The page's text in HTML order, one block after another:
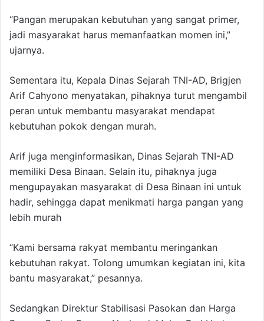
“Pangan merupakan kebutuhan yang sangat primer,
jadi masyarakat harus memanfaatkan momen ini,”
ujarnya.
Sementara itu, Kepala Dinas Sejarah TNI-AD, Brigjen
Arif Cahyono menyatakan, pihaknya turut mengambil
peran untuk membantu masyarakat mendapat
kebutuhan pokok dengan murah.
Arif juga menginformasikan, Dinas Sejarah TNI-AD
memiliki Desa Binaan. Selain itu, pihaknya juga
mengupayakan masyarakat di Desa Binaan ini untuk
hadir, sehingga dapat menikmati harga pangan yang
lebih murah
“Kami bersama rakyat membantu meringankan
kebutuhan rakyat. Tolong umumkan kegiatan ini, kita
bantu masyarakat,” pesannya.
Sedangkan Direktur Stabilisasi Pasokan dan Harga